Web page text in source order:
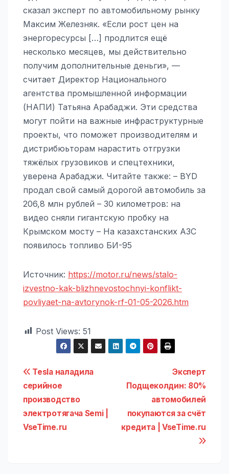
сказал эксперт по автомобильному рынку
Максим Железняк. «Если рост цен на
энергоресурсы […] продлится ещё
несколько месяцев, мы действительно
получим дополнительные деньги», —
считает Директор Национального
агентства промышленной информации
(НАПИ) Татьяна Арабаджи. Эти средства
могут пойти на важные инфраструктурные
проекты, что поможет производителям и
дистрибюьторам нарастить отгрузки
тяжёлых грузовиков и спецтехники,
уверена Арабаджи. Читайте также: – BYD
продал свой самый дорогой автомобиль за
206,8 млн рублей – 30 километров: на
видео сняли гигантскую пробку на
Крымском мосту – На казахстанских АЗС
появилось топливо БИ-95
Источник: https://motor.ru/news/stalo-
izvestno-kak-blizhnevostochnyi-konflikt-
povliyaet-na-avtorynok-rf-01-05-2026.htm
Post Views: 51
Навигация
по
записям
Эксперт
Подщеколдин: 80%
автомобилей
покупаются за счёт
кредита | VseTime.ru
Tesla наладила
серийное
производство
электротягача Semi |
VseTime.ru